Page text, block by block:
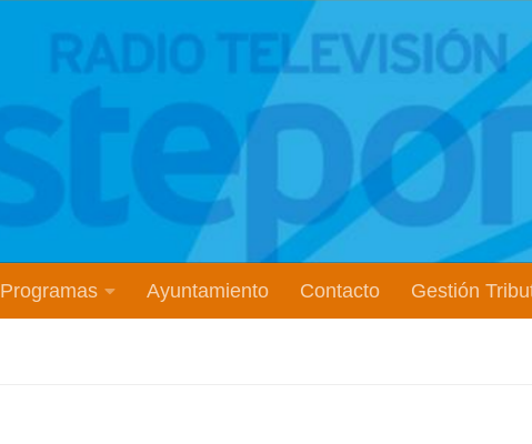
Programas Ayuntamiento Contacto Gestión